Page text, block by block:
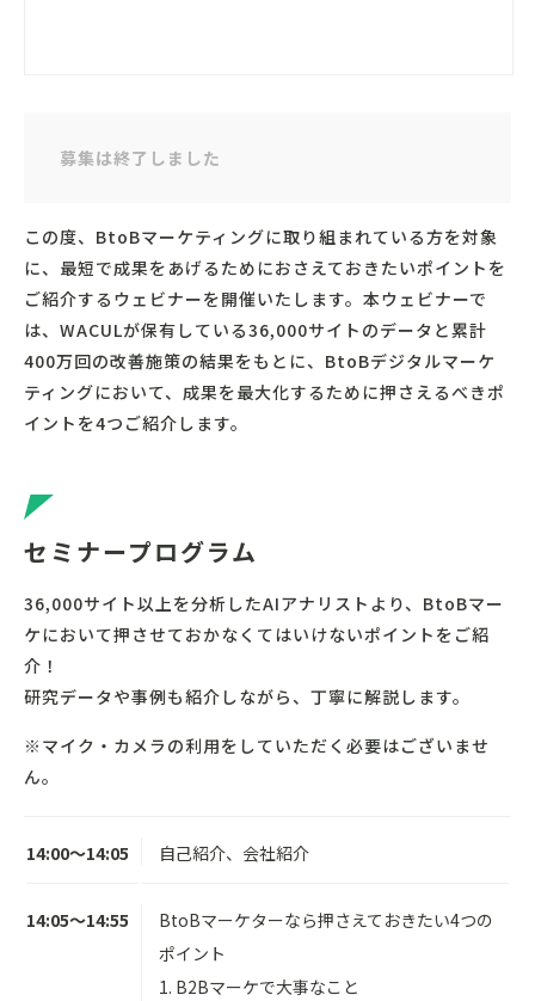
募集は終了しました
この度、BtoBマーケティングに取り組まれている方を対象
に、最短で成果をあげるためにおさえておきたいポイントを
ご紹介するウェビナーを開催いたします。本ウェビナーで
は、WACULが保有している36,000サイトのデータと累計
400万回の改善施策の結果をもとに、BtoBデジタルマーケ
ティングにおいて、成果を最大化するために押さえるべきポ
イントを4つご紹介します。
セミナープログラム
36,000サイト以上を分析したAIアナリストより、BtoBマー
ケにおいて押させておかなくてはいけないポイントをご紹
介！
研究データや事例も紹介しながら、丁寧に解説します。
※マイク・カメラの利用をしていただく必要はございませ
ん。
14:00～14:05 自己紹介、会社紹介
14:05～14:55
BtoBマーケターなら押さえておきたい4つの
ポイント
1. B2Bマーケで大事なこと